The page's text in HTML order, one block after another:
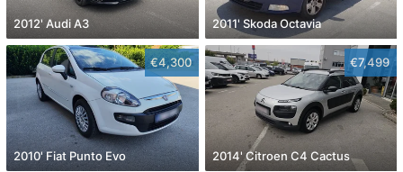
2012' Audi A3 2011' Skoda Octavia
€4,300
2010' Fiat Punto Evo
€7,499
2014' Citroen C4 Cactus